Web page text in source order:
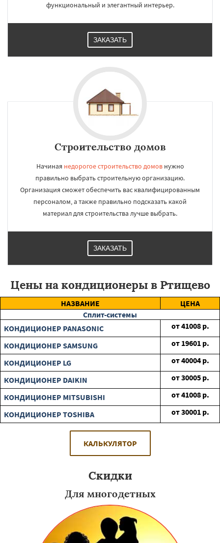
функциональный и элегантный интерьер.
ЗАКАЗАТЬ
Строительство домов
Начиная недорогое строительство домовнужно
правильно выбрать строительную организацию.
Организация сможет обеспечить вас квалифицированным
персоналом, а также правильно подсказать какой
материал для строительства лучше выбрать.
ЗАКАЗАТЬ
Цены на кондиционеры в Ртищево
НАЗВАНИЕ
ЦЕНА
Сплит-системы
КОНДИЦИОНЕР PANASONIC
от41008 р.
КОНДИЦИОНЕР SAMSUNG
от 19601 р.
КОНДИЦИОНЕР LG
от40004 р.
КОНДИЦИОНЕР DAIKIN
от30005 р.
КОНДИЦИОНЕР MITSUBISHI
от41008 р.
КОНДИЦИОНЕР TOSHIBA
от30001 р.
КАЛЬКУЛЯТОР
Скидки
Для многодетных